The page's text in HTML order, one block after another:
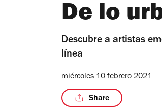
De lo
Descubre a artistas
línea
miércoles 10 febrero 2021
Share